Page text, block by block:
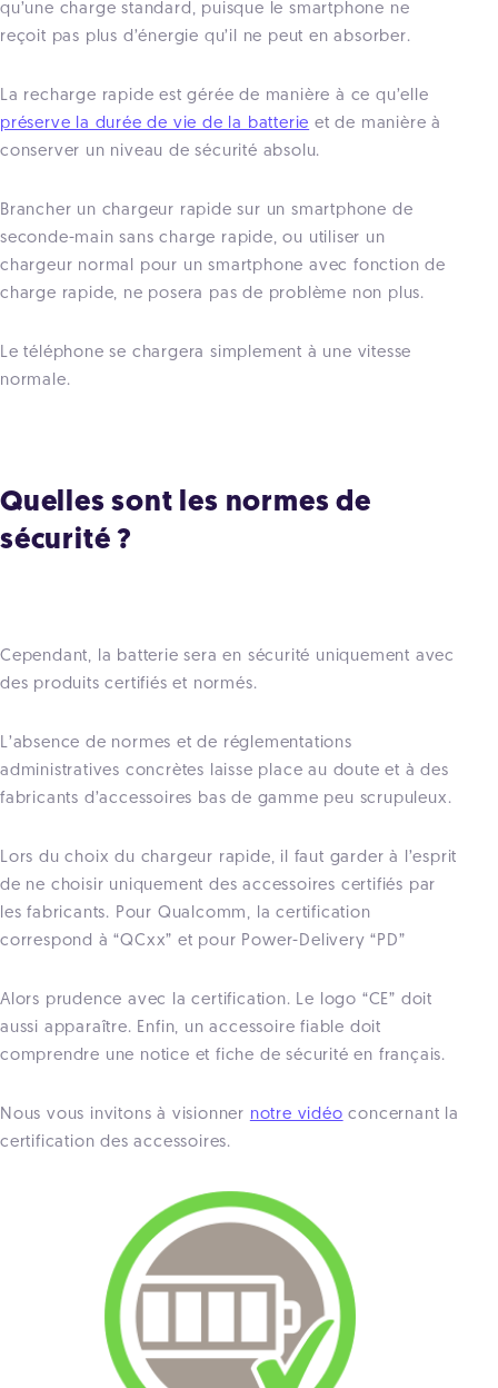
qu’une charge standard, puisque le smartphone ne
reçoit pas plus d’énergie qu’il ne peut en absorber.
La recharge rapide est gérée de manière à ce qu’elle
préserve la durée de vie de la batterie et de manière à
conserver un niveau de sécurité absolu.
Brancher un chargeur rapide sur un smartphone de
seconde-main sans charge rapide, ou utiliser un
chargeur normal pour un smartphone avec fonction de
charge rapide, ne posera pas de problème non plus.
Le téléphone se chargera simplement à une vitesse
normale.
Quelles sont les normes de
sécurité ?
Cependant, la batterie sera en sécurité uniquement avec
des produits certifiés et normés.
L’absence de normes et de réglementations
administratives concrètes laisse place au doute et à des
fabricants d’accessoires bas de gamme peu scrupuleux.
Lors du choix du chargeur rapide, il faut garder à l’esprit
de ne choisir uniquement des accessoires certifiés par
les fabricants. Pour Qualcomm, la certification
correspond à “QCxx” et pour Power-Delivery “PD”
Alors prudence avec la certification. Le logo “CE” doit
aussi apparaître. Enfin, un accessoire fiable doit
comprendre une notice et fiche de sécurité en français.
Nous vous invitons à visionner notre vidéo concernant la
certification des accessoires.